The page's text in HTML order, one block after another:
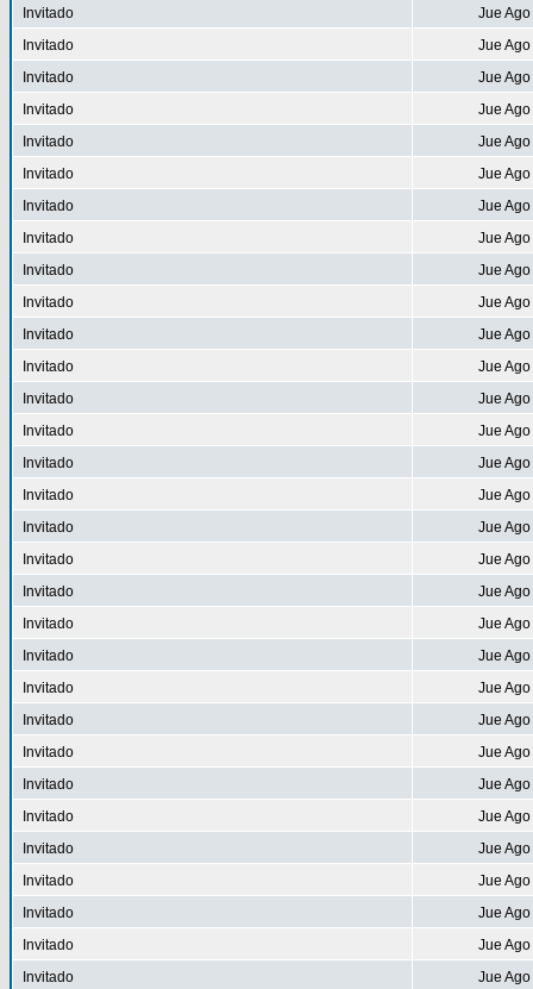
Invitado
Jue
Invitado
Jue
Invitado
Jue
Invitado
Jue
Invitado
Jue
Invitado
Jue
Invitado
Jue
Invitado
Jue
Invitado
Jue
Invitado
Jue
Invitado
Jue
Invitado
Jue
Invitado
Jue
Invitado
Jue
Invitado
Jue
Invitado
Jue
Invitado
Jue
Invitado
Jue
Invitado
Jue
Invitado
Jue
Invitado
Jue
Invitado
Jue
Invitado
Jue
Invitado
Jue
Invitado
Jue
Invitado
Jue
Invitado
Jue
Invitado
Jue
Invitado
Jue
Invitado
Jue
Invitado
Jue